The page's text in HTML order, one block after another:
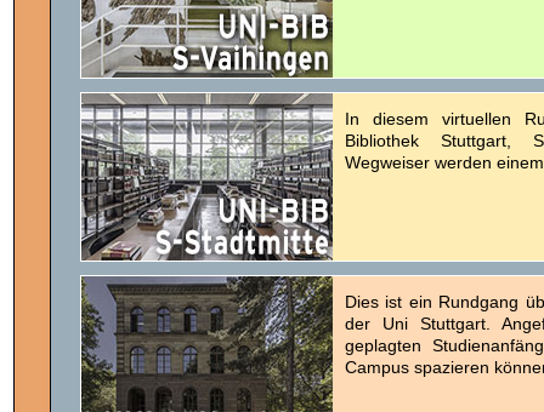
In diesem virtuellen
Bibliothek Stuttgart,
Wegweiser werden
Dies ist ein Rundgang
der Uni Stuttgart.
geplagten
Campus spazieren